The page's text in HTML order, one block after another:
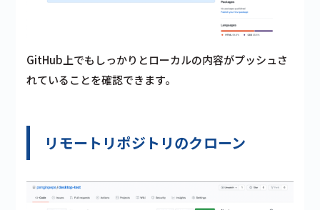
GitHub上でもしっかりとローカルの内容がプッシュさ
れていることを確認できます。
リモートリポジトリのクローン